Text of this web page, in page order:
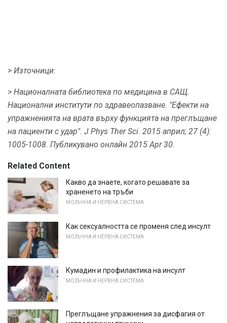
> Източници:
> Националната библиотека по медицина в САЩ.
Национални институти по здравеопазване. "Ефекти на
упражненията на врата върху функцията на преглъщане
на пациенти с удар". J Phys Ther Sci. 2015 април; 27 (4):
1005-1008. Публикувано онлайн 2015 Apr 30.
Related Content
Какво да знаете, когато решавате за
храненето на тръби
МОЗЪЧНА И НЕРВНА СИСТЕМА
Как сексуалността се променя след инсулт
МОЗЪЧНА И НЕРВНА СИСТЕМА
Кумадин и профилактика на инсулт
МОЗЪЧНА И НЕРВНА СИСТЕМА
Преглъщане упражнения за дисфагия от